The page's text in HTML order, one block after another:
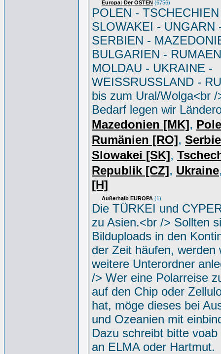
Europa: Der OSTEN (6756)
POLEN -
SLOWAKEI - UNGARN
SERBIEN -
BULGARIEN -
MOLDAU - UKRAINE -
WEISSRUSSLAND -
bis zum Ural/Wolga<br /
Bedarf legen wir
Mazedonien [MK],
Rumänien [RO],
Slowakei [SK],
Republik [CZ], Ukraine
[H]
Außerhalb EUROPA (1)
Die TÜRKEI und
zu Asien.<br /> Sollten
Bilduploads in den
der Zeit häufen, werden
weitere Unterordner
/> Wer eine Polarreise
auf den Chip oder
hat, möge dieses bei
und Ozeanien mit
Dazu schreibt bitte
an ELMA oder Hartmut.